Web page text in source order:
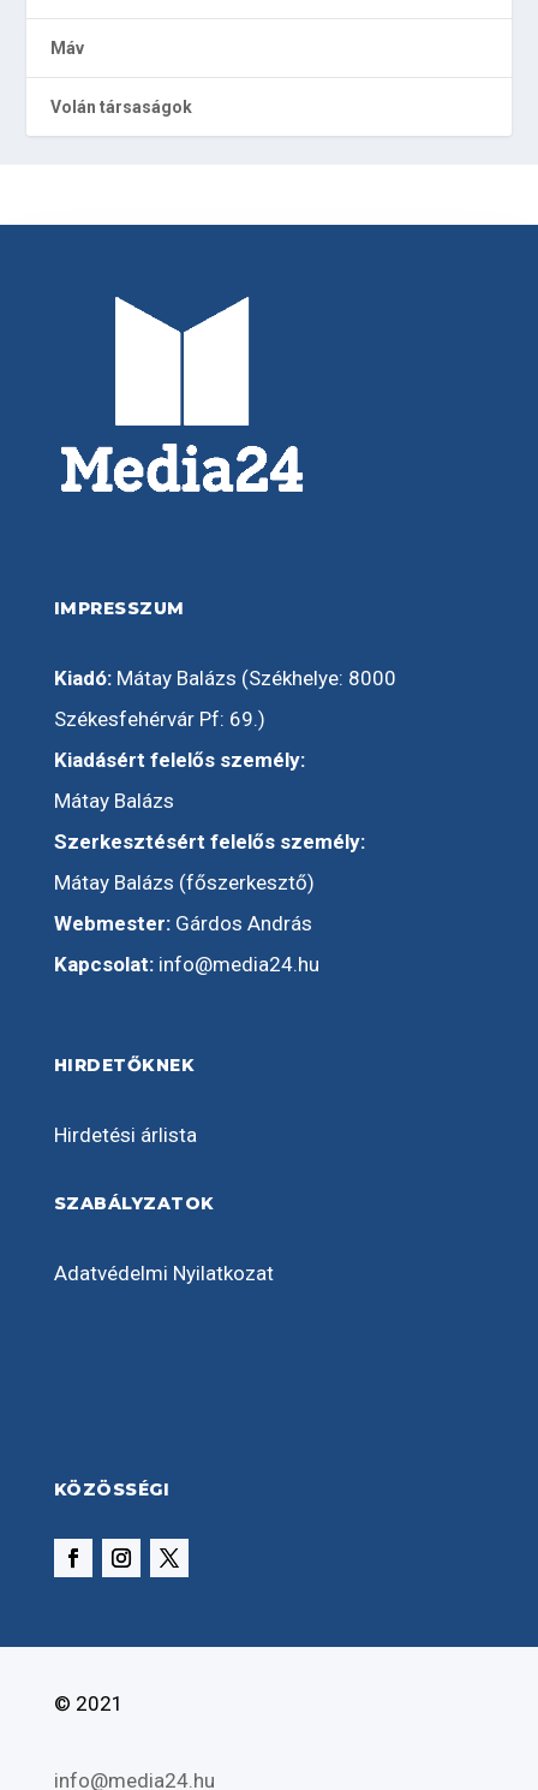
Máv
Volán társaságok
IMPRESSZUM
Kiadó:Mátay Balázs (Székhelye: 8000
Székesfehérvár Pf: 69.)
Kiadásért felelős személy:
Mátay Balázs
Szerkesztésért felelős személy:
Mátay Balázs (főszerkesztő)
Webmester:Gárdos András
Kapcsolat: info@media24.hu
HIRDETŐKNEK
Hirdetési árlista
SZABÁLYZATOK
Adatvédelmi Nyilatkozat
KÖZÖSSÉGI
© 2021
info@media24.hu